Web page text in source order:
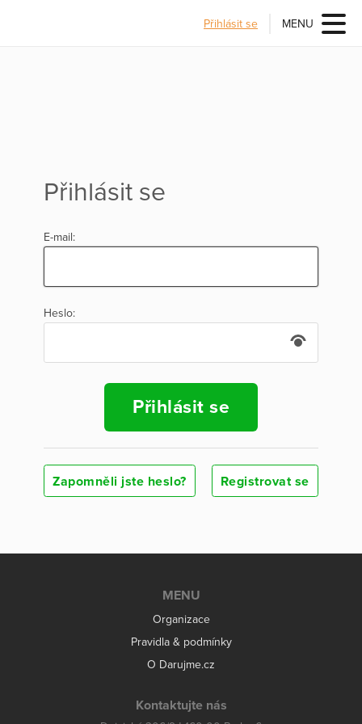
Přihlásit se MENU
Přihlásit se
E-mail:
Heslo:
Přihlásit se
Zapomněli jste heslo? Registrovat se
MENU
Organizace
Pravidla & podmínky
O Darujme.cz
Kontaktujte nás